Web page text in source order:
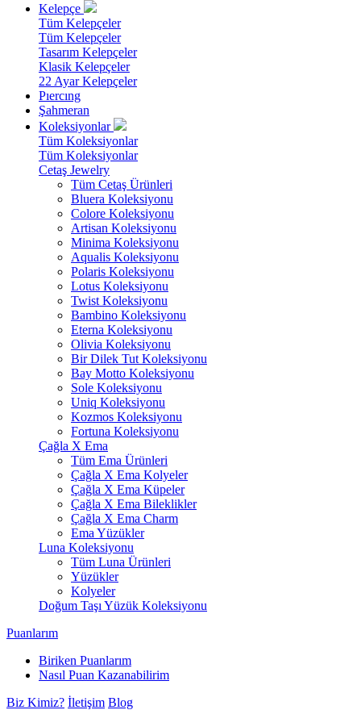
Kelepçe
Tüm Kelepçeler
Tüm Kelepçeler
Tasarım Kelepçeler
Klasik Kelepçeler
22 Ayar Kelepçeler
Pıercıng
Şahmeran
Koleksiyonlar
Tüm Koleksiyonlar
Tüm Koleksiyonlar
Cetaş Jewelry
Tüm Cetaş Ürünleri
Bluera Koleksiyonu
Colore Koleksiyonu
Artisan Koleksiyonu
Minima Koleksiyonu
Aqualis Koleksiyonu
Polaris Koleksiyonu
Lotus Koleksiyonu
Twist Koleksiyonu
Bambino Koleksiyonu
Eterna Koleksiyonu
Olivia Koleksiyonu
Bir Dilek Tut Koleksiyonu
Bay Motto Koleksiyonu
Sole Koleksiyonu
Uniq Koleksiyonu
Kozmos Koleksiyonu
Fortuna Koleksiyonu
Çağla X Ema
Tüm Ema Ürünleri
Çağla X Ema Kolyeler
Çağla X Ema Küpeler
Çağla X Ema Bileklikler
Çağla X Ema Charm
Ema Yüzükler
Luna Koleksiyonu
Tüm Luna Ürünleri
Yüzükler
Kolyeler
Doğum Taşı Yüzük Koleksiyonu
Puanlarım
Biriken Puanlarım
Nasıl Puan Kazanabilirim
Biz Kimiz? İletişim Blog